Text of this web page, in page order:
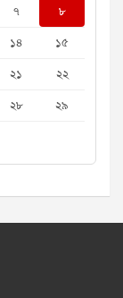
৭
৮
১৪
১৫
২১
২২
২৮
২৯